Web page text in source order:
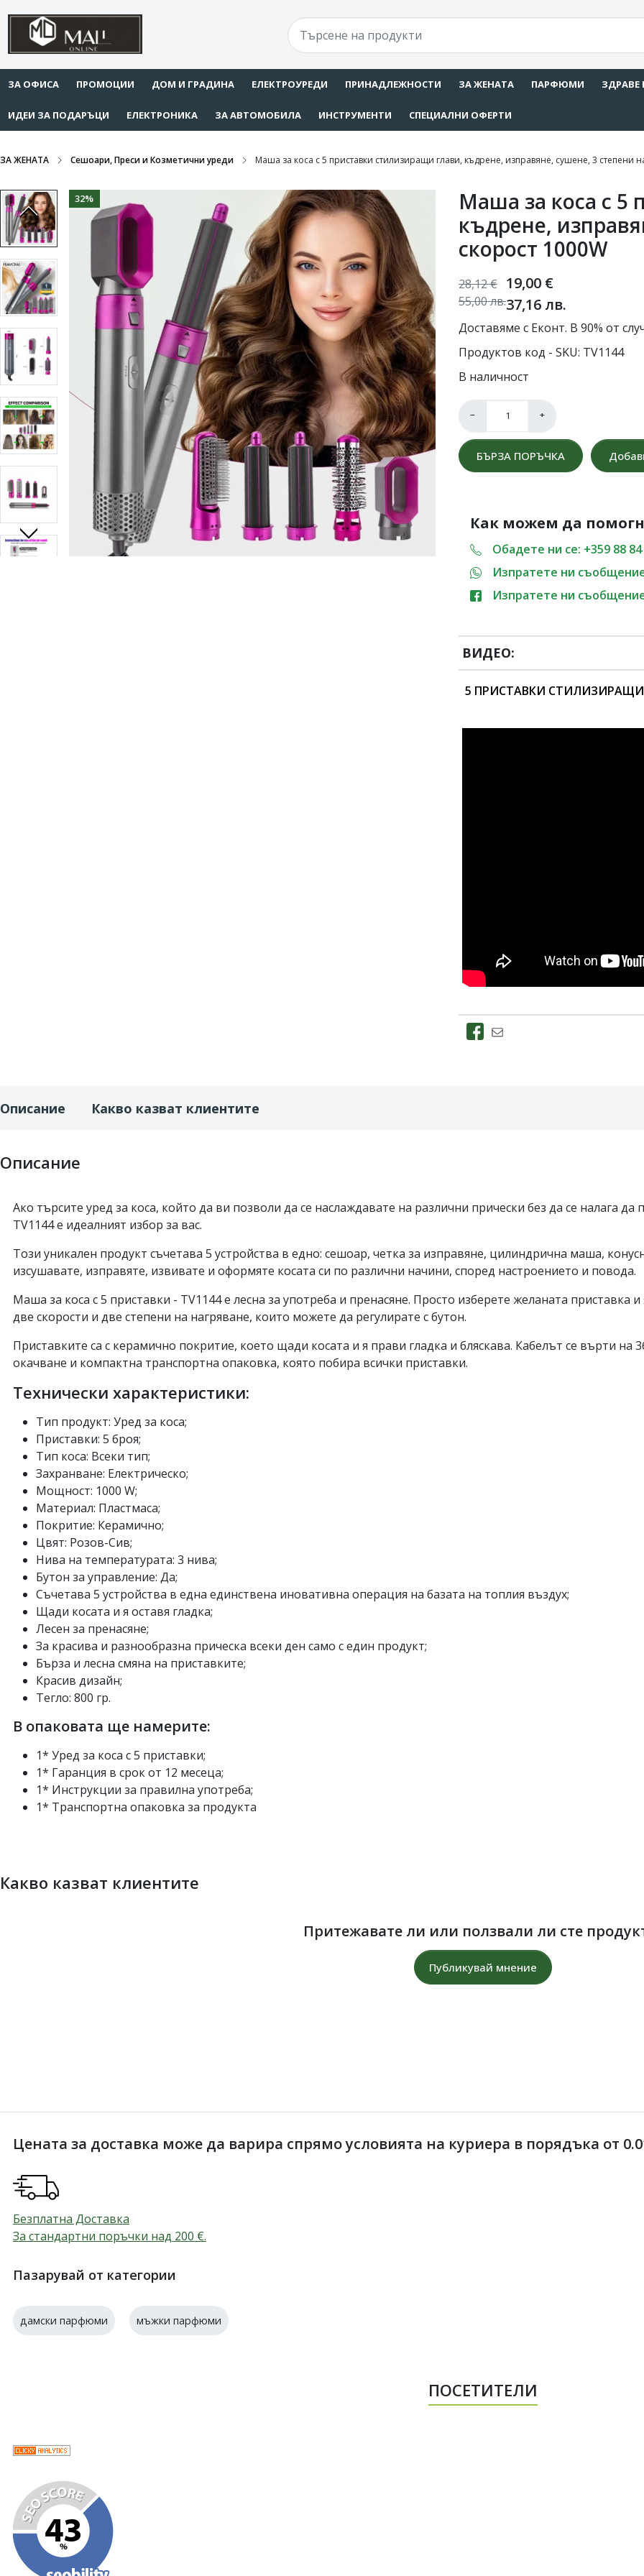
ЗА ОФИСА ПРОМОЦИИ ДОМ И ГРАДИНА ЕЛЕКТРОУРЕДИ ПРИНАДЛЕЖНОСТИ ЗА ЖЕНАТА ПАРФЮМИ ЗДРАВЕ
ИДЕИ ЗА ПОДАРЪЦИ ЕЛЕКТРОНИКА ЗА АВТОМОБИЛА ИНСТРУМЕНТИ СПЕЦИАЛНИ ОФЕРТИ
ЗА ЖЕНАТА Сешоари, Преси и Козметични уреди Маша за коса с 5 приставки стилизиращи глави, къдрене, изправяне, сушене, 3 степени
32%
Маша за коса с 5
къдрене,
скорост 1000W
19,00 €
37,16 лв.
28,12€
55,00лв.
Доставяме с Еконт. В 90% от
Продуктов код - SKU TV1144
В наличност
− +
БЪРЗА ПОРЪЧКА
Как можем да
Обадете ни се: +359 88
Изпратете ни
Изпратете ни
ВИДЕО:
5 ПРИСТАВКИ СТИЛИЗИРАЩИ
Описание Какво казват клиентите
Описание
Ако търсите уред за коса, който да ви позволи да се наслаждавате на различни прически без да се налага
TV1144 е идеалният избор за вас.
Този уникален продукт съчетава 5 устройства в едно: сешоар, четка за изправяне, цилиндрична маша,
изсушавате, изправяте, извивате и оформяте косата си по различни начини, според настроението и повода.
Маша за коса с 5 приставки - TV1144 е лесна за употреба и пренасяне. Просто изберете желаната приставка
две скорости и две степени на нагряване, които можете да регулирате с бутон.
Приставките са с керамично покритие, което щади косата и я прави гладка и бляскава. Кабелът се върти на
окачване и компактна транспортна опаковка, която побира всички приставки.
Технически характеристики:
Тип продукт: Уред за коса;
Приставки: 5 броя;
Тип коса: Всеки тип;
Захранване: Електрическо;
Мощност: 1000 W;
Материал: Пластмаса;
Покритие: Керамично;
Цвят: Розов-Сив;
Нива на температурата: 3 нива;
Бутон за управление: Да;
Съчетава 5 устройства в една единствена иновативна операция на базата на топлия въздух;
Щади косата и я оставя гладка;
Лесен за пренасяне;
За красива и разнообразна прическа всеки ден само с един продукт;
Бърза и лесна смяна на приставките;
Красив дизайн;
Тегло: 800 гр.
В опаковата ще намерите:
1* Уред за коса с 5 приставки;
1* Гаранция в срок от 12 месеца;
1* Инструкции за правилна употреба;
1* Транспортна опаковка за продукта
Какво казват клиентите
Притежавате ли или ползвали ли сте
Публикувай мнение
Цената за доставка може да варира спрямо условията на куриера в порядъка от
Безплатна Доставка
За стандартни поръчки над 200 €.
Пазарувай от категории
дамски парфюми мъжки парфюми
ПОСЕТИТЕЛИ